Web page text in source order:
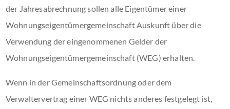
der Jahresabrechnung sollen alle Eigentümer einer
Wohnungseigentümergemeinschaft Auskunft über die
Verwendung der eingenommenen Gelder der
Wohnungseigentümergemeinschaft (WEG) erhalten.
Wenn in der Gemeinschaftsordnung oder dem
Verwaltervertrag einer WEG nichts anderes festgelegt ist,